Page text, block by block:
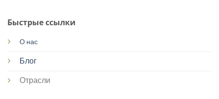
Быстрые ссылки
О нас
Блог
Отрасли